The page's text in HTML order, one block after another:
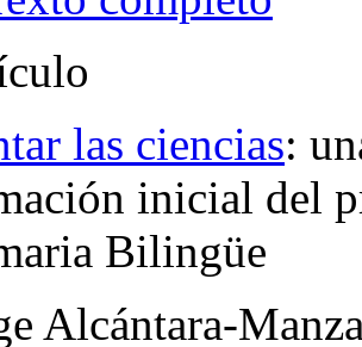
las ciencias:
inicial del
Bilingüe
Alcántara-